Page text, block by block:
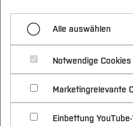
Studium
Studienangebote
Vor dem Studium
Bewerben &
Bewerbungsportal
Im Studium
Studienbüros und
Nach dem
Forschung &
Profil
Forschungs- und
Schwerpunkte (FuT)
Beratung &
Nachhaltigkeit
Nachhaltigkeit
International
Professor*innen
Mitarbeitende
Alle
Dekanat
Alle auswählen
Notwendige Cookies
Marketingrelevante
Einbettung